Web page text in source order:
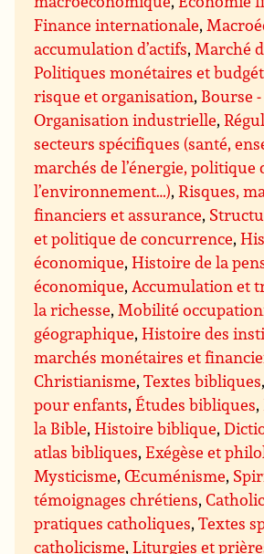
Finance internationale,
accumulation d’actifs, Marché
Politiques monétaires et
risque et organisation, Bourse
Organisation industrielle,
secteurs spécifiques (santé,
marchés de l’énergie, politique
l’environnement…),Risques,
financiers et assurance,
et politique de concurrence,
économique,Histoire de la
économique, Accumulation et
la richesse, Mobilité
géographique,Histoire des
marchés monétaires et
Christianisme,Textes bibliques,
pour enfants,Études bibliques,
la Bible,Histoire biblique,
atlas bibliques,Exégèse et
Mysticisme,Œcuménisme,
témoignages chrétiens,
pratiques catholiques,Textes
catholicisme,Liturgies et